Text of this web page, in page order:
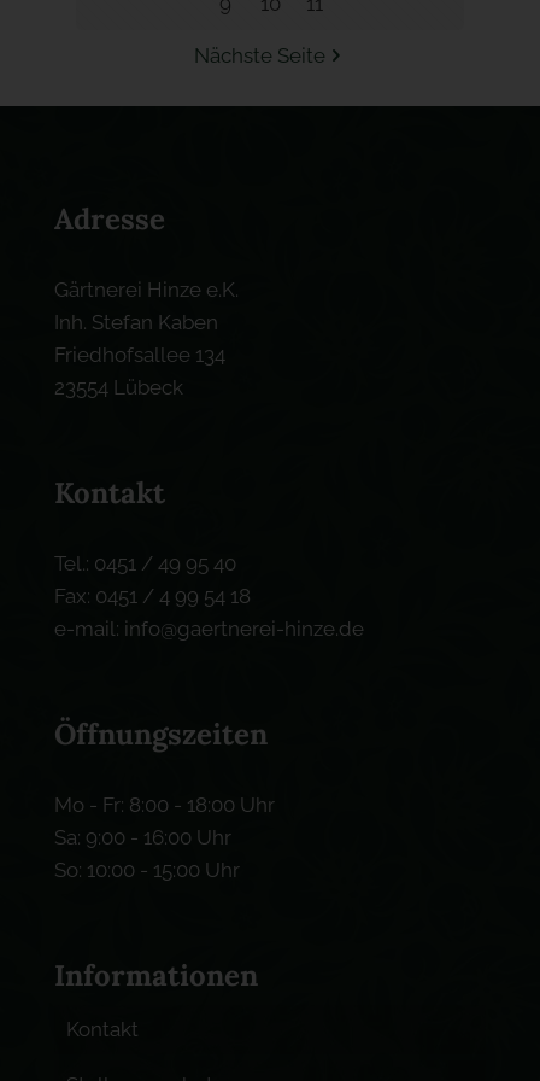
Nächste Seite
Adresse
Gärtnerei Hinze e.K.
Inh. Stefan Kaben
Friedhofsallee 134
23554 Lübeck
Kontakt
Tel.: 0451 / 49 95 40
Fax: 0451 / 4 99 54 18
e-mail: info@gaertnerei-hinze.de
Öffnungszeiten
Mo - Fr: 8:00 - 18:00 Uhr
Sa: 9:00 - 16:00 Uhr
So: 10:00 - 15:00 Uhr
Informationen
Kontakt